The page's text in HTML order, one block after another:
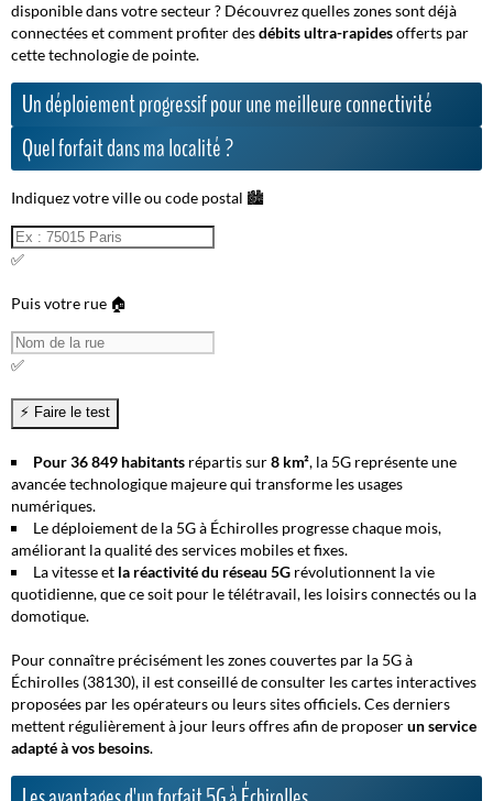
disponible dans votre secteur ? Découvrez quelles zones sont déjà
connectéeset comment profiter desdébits ultra-rapidesofferts par
cette technologie de pointe.
Un déploiement progressif pour une meilleure connectivité
Quel forfait dans ma localité ?
Indiquez votre ville ou code postal 🏙️
✅
Puis votre rue 🏠
✅
Pour 36 849 habitants répartis sur8 km², la 5G représenteune
avancée technologique majeurequi transforme les usages
numériques.
Le déploiement de la 5G à Échirolles progresse chaque mois,
améliorant la qualité des services mobiles et fixes.
La vitesse et la réactivité du réseau 5G révolutionnent la vie
quotidienne, que ce soit pour le télétravail, les loisirs connectés ou la
domotique.
Pour connaître précisément les zones couvertes par la 5G à
Échirolles (38130), il est conseillé de consulter les cartes interactives
proposées par les opérateurs ou leurs sites officiels. Ces derniers
mettent régulièrement à jour leurs offres afin de proposerun service
adapté à vos besoins.